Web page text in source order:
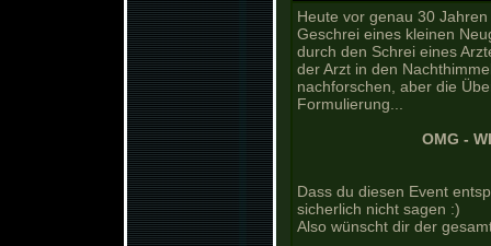
Heute vor genau 30
Geschrei eines kleinen
durch den Schrei eines
der Arzt in den
nachforschen, aber die
Formulierung...
OMG -
Dass du diesen Event
sicherlich nicht sagen :)
Also wünscht dir der